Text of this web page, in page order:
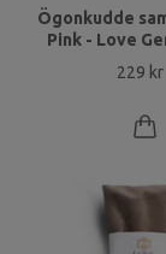
Ögonkudde
Pink - Love
229 kr